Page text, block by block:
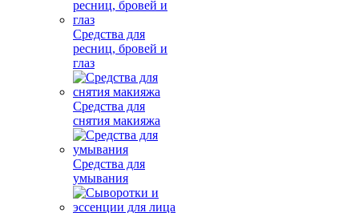
Средства для
ресниц, бровей и
глаз
Средства для
снятия макияжа
Средства для
умывания